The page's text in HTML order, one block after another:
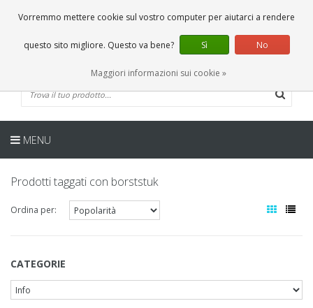
0 Articoli
IT
MENU
Prodotti taggati con borststuk
Ordina per:
CATEGORIE
Vorremmo mettere cookie sul vostro computer per aiutarci a rendere
questo sito migliore. Questo va bene? Sì No
Maggiori informazioni sui cookie »